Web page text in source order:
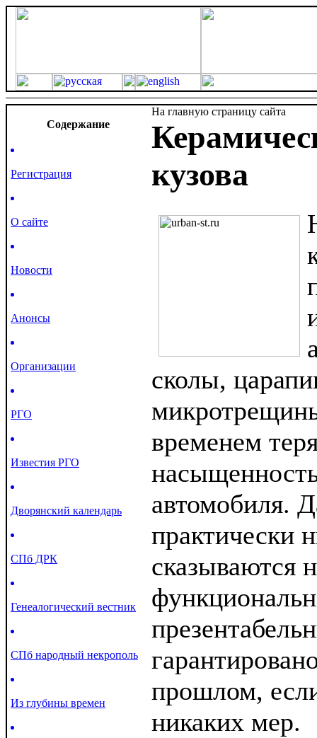
Cодержание
Регистрация
О сайте
Новости
Анонсы
Организации
РГО
Известия РГО
Дворянский календарь
СПб ДРК
Генеалогический вестник
СПб народный некрополь
Из глубины времен
На главную страницу сайта
кузова
сколы,
временем
автомобиля.
практически
сказываются
прошлом,
никаких мер.